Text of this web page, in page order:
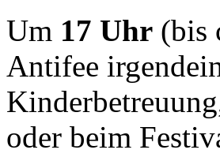
Um 17 Uhr (bis
Antifee
oder beim